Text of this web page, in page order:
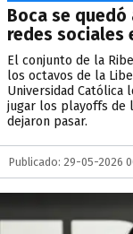
Boca se
redes sociales
El conjunto de la
los octavos de la
Universidad Católica
jugar los playoffs de
dejaron pasar.
Publicado: 29-05-2026